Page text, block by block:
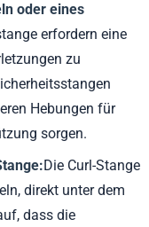
oder eines
erfordern eine
zu
Hebungen für
sorgen.
Die Curl-Stange
direkt unter dem
dass die